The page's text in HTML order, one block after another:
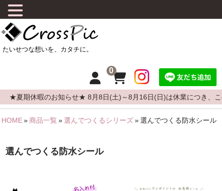
0
★夏期休暇のお知らせ★ 8月8日(土)～8月16日(日)は休業につき、こ
HOME
CrossPicについて
HOME»商品一覧 »選んでつくるシリーズ»選んでつくる防水シール
選んでつくる防水シール